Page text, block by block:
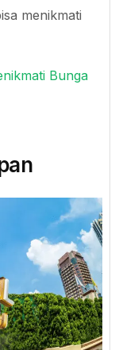
menikmati
Bunga